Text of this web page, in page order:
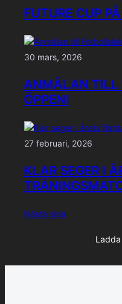
FUTURE CUP
30 mars, 2026
ANMÄLAN TILL
ÖPPEN!
27 februari, 2026
KLAR SEGER I
Nästa sida